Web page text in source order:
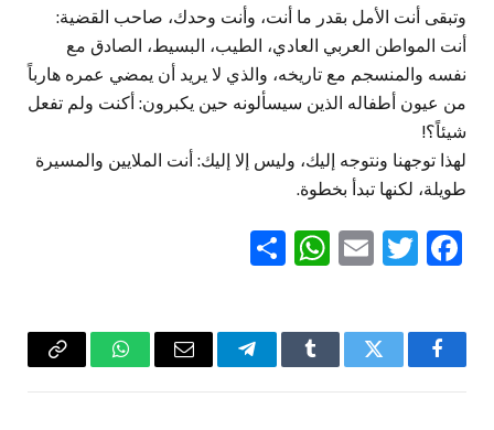
وتبقى أنت الأمل بقدر ما أنت، وأنت وحدك، صاحب القضية:
أنت المواطن العربي العادي، الطيب، البسيط، الصادق مع
نفسه والمنسجم مع تاريخه، والذي لا يريد أن يمضي عمره هارباً
من عيون أطفاله الذين سيسألونه حين يكبرون: أكنت ولم تفعل
شيئاً؟!
لهذا توجهنا ونتوجه إليك، وليس إلا إليك: أنت الملايين والمسيرة
طويلة، لكنها تبدأ بخطوة.
Facebook
Twitter
Email
WhatsApp
فيسبوكتويتر Tumblr تيلقرام البريد
واتسابCopy